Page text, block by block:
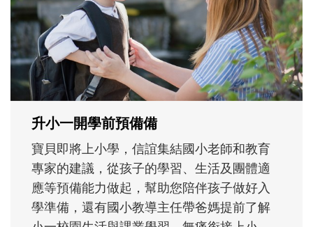
沒有人天生就擅長當爸爸！男人總是在一次
次「前所未有」的體驗中，跟著孩子一起長
大。從給予安全感的肢體遊戲，到獨立自
主、角色認同及解決問題的能力養成。爸爸
正嘗試用不同的模樣，參與孩子每個重要的